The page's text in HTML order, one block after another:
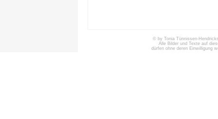
© by Tonia Tünnissen-
Alle Bilder und Texte auf
dürfen ohne deren Einwilligung